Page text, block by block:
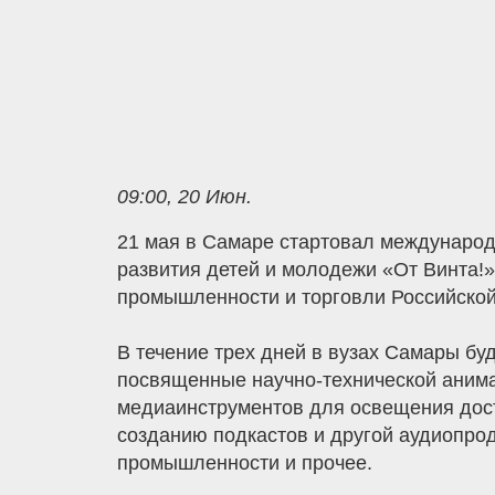
09:00, 20 Июн.
21 мая в Самаре стартовал
развития детей и молодежи «От
промышленности и торговли
В течение трех дней в вузах Самары
посвященные научно-технической
медиаинструментов для освещения
созданию подкастов и другой
промышленности и прочее.